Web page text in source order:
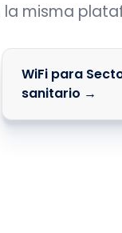
misma
WiFi para
sanitario →